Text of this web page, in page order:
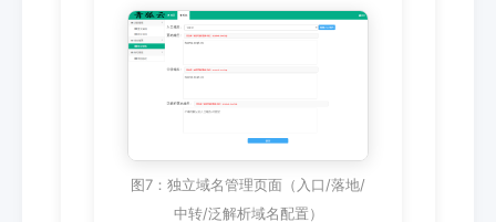
图7：独立域名管理页面（入口/落地/
中转/泛解析域名配置）